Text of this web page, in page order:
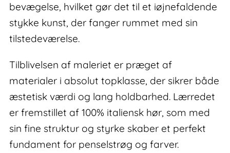
bevægelse, hvilket gør det til et iøjnefaldende
stykke kunst, der fanger rummet med sin
tilstedeværelse.
Tilblivelsen af maleriet er præget af
materialer i absolut topklasse, der sikrer både
æstetisk værdi og lang holdbarhed. Lærredet
er fremstillet af 100% italiensk hør, som med
sin fine struktur og styrke skaber et perfekt
fundament for penselstrøg og farver.